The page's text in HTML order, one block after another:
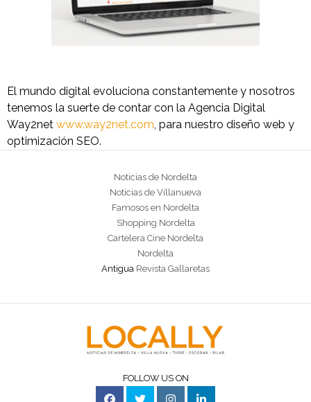
El mundo digital evoluciona constantemente y nosotros
tenemos la suerte de contar con la Agencia Digital
Way2net www.way2net.com, para nuestro diseño web y
optimización SEO.
Noticias de Nordelta
Noticias de Villanueva
Famosos en Nordelta
Shopping Nordelta
Cartelera Cine Nordelta
Nordelta
Antigua Revista Gallaretas
FOLLOW US ON